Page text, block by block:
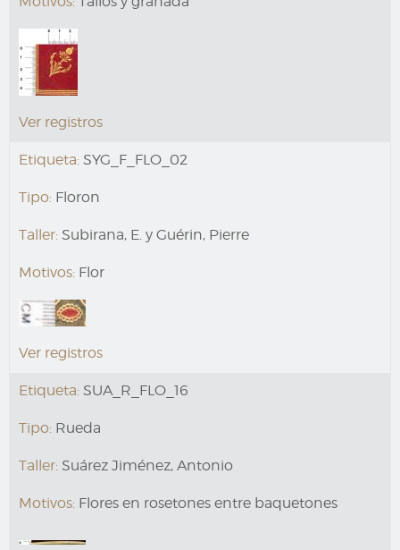
Ver registros
Etiqueta: SYG_F_FLO_02
Tipo: Floron
Taller: Subirana, E. y Guérin, Pierre
Motivos: Flor
Ver registros
Etiqueta: SUA_R_FLO_16
Tipo: Rueda
Taller: Suárez Jiménez, Antonio
Motivos: Flores en rosetones entre baquetones